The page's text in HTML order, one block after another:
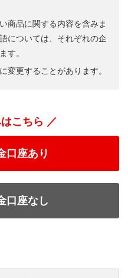
商品に関する内容を含みま
については、それぞれの企
す。
変更することがあります。
こちら ／
口座あり
口座なし